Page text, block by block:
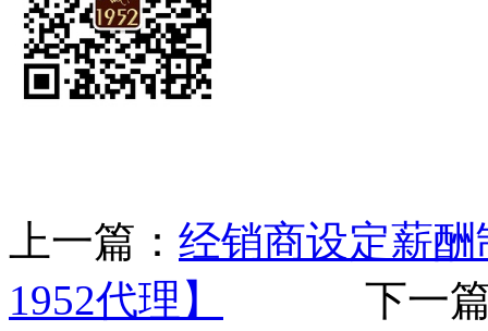
上一篇： 经销商设定薪酬
1952代理】
下一篇